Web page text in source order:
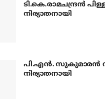
ടി.കെ.രാമചന്ദ്രന്‍
നിര്യാതനായി
പി.എന്‍. സുകുമാരന്‍
നിര്യാതനായി